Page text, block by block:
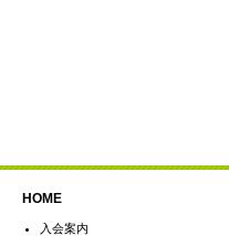
HOME
入会案内